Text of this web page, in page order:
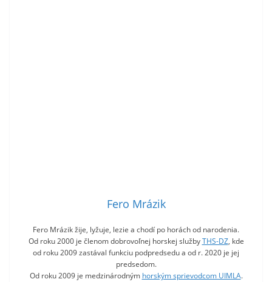
Fero Mrázik
Fero Mrázik žije, lyžuje, lezie a chodí po horách od narodenia.
Od roku 2000 je členom dobrovoľnej horskej službyTHS-DZ, kde
od roku 2009 zastával funkciu podpredsedu a od r. 2020 je jej
predsedom.
Od roku 2009 je medzinárodným horským sprievodcom UIMLA.